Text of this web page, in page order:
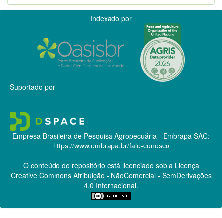
Indexado por
Suportado por
Empresa Brasileira de Pesquisa Agropecuária - Embrapa SAC:
https://www.embrapa.br/fale-conosco
O conteúdo do repositório está licenciado sob a Licença
Creative CommonsAtribuição - NãoComercial - SemDerivações
4.0 Internacional.